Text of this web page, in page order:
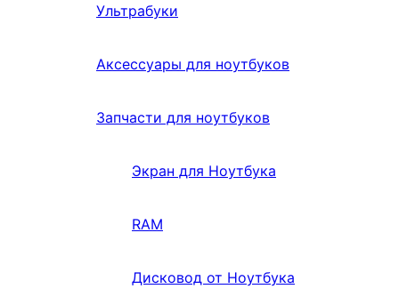
Ультрабуки
Аксессуары для ноутбуков
Запчасти для ноутбуков
Экран для Ноутбука
RAM
Дисковод от Ноутбука